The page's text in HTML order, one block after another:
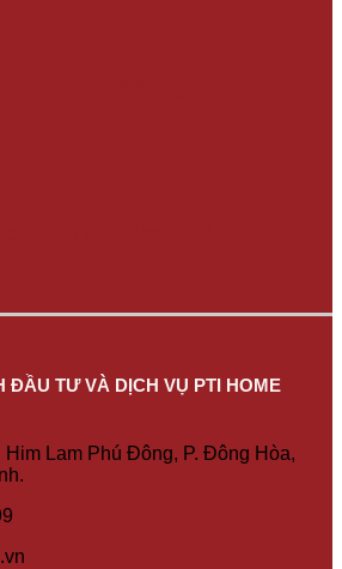
ĐẦU TƯ VÀ DỊCH VỤ PTI HOME
Lam Phú Đông, P. Đông Hòa,